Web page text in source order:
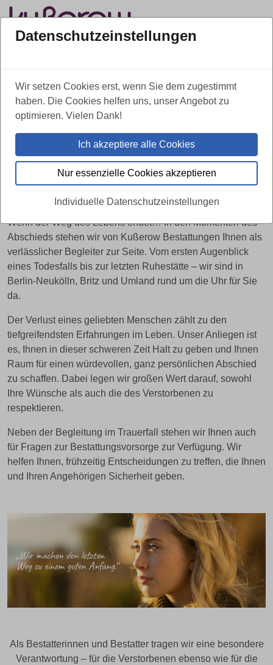
Tag & Nacht erreichbar: 030 / 626 13 36
WIR SIND FÜR SIE DA
Kußerow Bestattungen in Berlin-
Wenn der Weg des Lebens endet… In den Momenten des
Abschieds stehen wir von Kußerow Bestattungen Ihnen als
verlässlicher Begleiter zur Seite. Vom ersten Augenblick
eines Todesfalls bis zur letzten Ruhestätte – wir sind in
Berlin-Neukölln, Britz und Umland rund um die Uhr für Sie
da.
Der Verlust eines geliebten Menschen zählt zu den
tiefgreifendsten Erfahrungen im Leben. Unser Anliegen ist
es, Ihnen in dieser schweren Zeit Halt zu geben und Ihnen
Raum für einen würdevollen, ganz persönlichen Abschied
zu schaffen. Dabei legen wir großen Wert darauf, sowohl
Ihre Wünsche als auch die des Verstorbenen zu
respektieren.
Neben der Begleitung im Trauerfall stehen wir Ihnen auch
für Fragen zur Bestattungsvorsorge zur Verfügung. Wir
helfen Ihnen, frühzeitig Entscheidungen zu treffen, die Ihnen
und Ihren Angehörigen Sicherheit geben.
Als Bestatterinnen und Bestatter tragen wir eine besondere
Verantwortung – für die Verstorbenen ebenso wie für die
Datenschutzeinstellungen
Wir setzen Cookies erst, wenn Sie dem zugestimmt
haben. Die Cookies helfen uns, unser Angebot zu
optimieren. Vielen Dank!
Ich akzeptiere alle Cookies
Nur essenzielle Cookies akzeptieren
Individuelle Datenschutzeinstellungen